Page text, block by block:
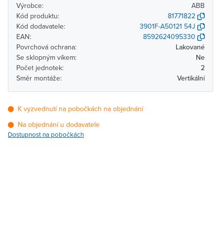
Výrobce:
ABB
Kód produktu:
81771822
Kód dodavatele:
3901F-A50121 54J
EAN:
8592624095330
Povrchová ochrana:
Lakované
Se sklopným víkem:
Ne
Počet jednotek:
2
Směr montáže:
Vertikální
K vyzvednutí na pobočkách na objednání
Na objednání u dodavatele
Dostupnost na pobočkách